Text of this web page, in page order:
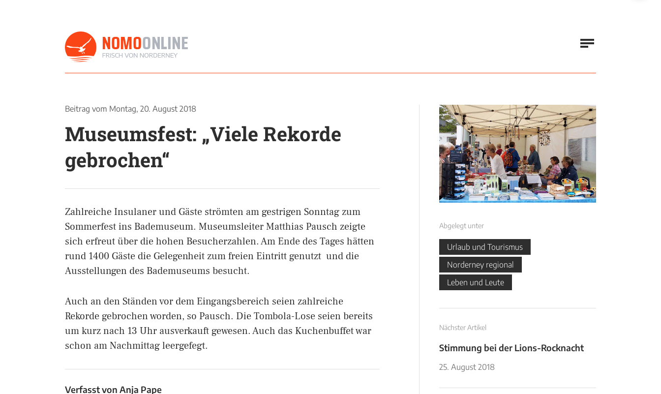
Beitrag vom Montag, 20. August 2018
Museumsfest: „Viele Rekorde
gebrochen“
Zahlreiche Insulaner und Gäste strömten am gestrigen Sonntag zum
Sommerfest ins Bademuseum. Museumsleiter Matthias Pausch zeigte
sich erfreut über die hohen Besucherzahlen. Am Ende des Tages hätten
rund 1400 Gäste die Gelegenheit zum freien Eintritt genutzt und die
Ausstellungen des Bademuseums besucht.
Auch an den Ständen vor dem Eingangsbereich seien zahlreiche
Rekorde gebrochen worden, so Pausch. Die Tombola-Lose seien bereits
um kurz nach 13 Uhr ausverkauft gewesen. Auch das Kuchenbuffet war
schon am Nachmittag leergefegt.
Verfasst von Anja Pape
Abgelegt unter
Urlaub und Tourismus
Norderney regional
Leben und Leute
Nächster Artikel
Stimmung bei der Lions-Rocknacht
25. August 2018